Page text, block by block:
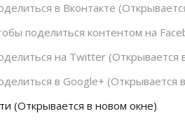
в Вконтакте
поделиться контентом на
на Twitter (Открывается
в Google+ (Открывается
(Открывается в новом окне)